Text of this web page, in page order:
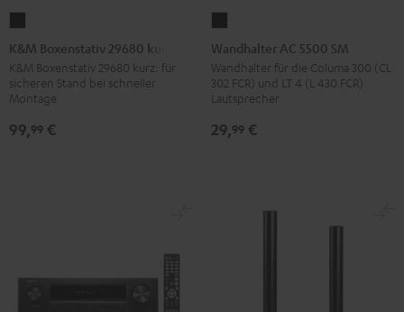
Boxenstativ
29680
kurz
Schwarz
K&M Boxenstativ 29680 kurz
K&M Boxenstativ 29680 kurz: für
sicheren Stand bei schneller
Montage
99,99 €
AC
5500
SM
Schwarz
Wandhalter AC 5500 SM
Wandhalter für die Columa 300 (CL
302 FCR) und LT 4 (L 430 FCR)
Lautsprecher
29,99 €